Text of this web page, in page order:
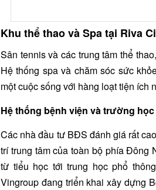
Khu thể thao và Spa tại Riva
Sân tennis và các trung tâm thể
Hệ thống spa và chăm sóc sức
một cuộc sống với hàng loạt tiện ích
Hệ thống bệnh viện và trường học
Các nhà đầu tư BĐS đánh giá rất
trí trung tâm của toàn bộ phía Đông
từ tiểu học tới trung học phổ
Vingroup đang triển khai xây dựng